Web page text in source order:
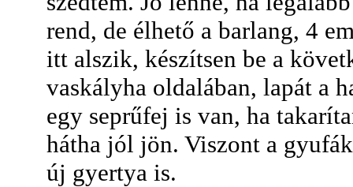
rend, de élhető a barlang, 4
itt alszik, készítsen be a
vaskályha oldalában, lapát a
egy seprűfej is van, ha
hátha jól jön. Viszont a
új gyertya is.